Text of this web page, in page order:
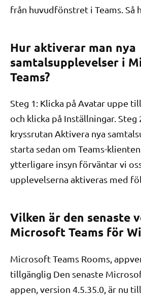
från huvudfönstret i Teams. Så
Hur aktiverar man nya
samtalsupplevelser i
Teams?
Steg 1: Klicka på Avatar uppe
och klicka på Inställningar. Steg
kryssrutan Aktivera nya
starta sedan om Teams-
ytterligare insyn förväntar vi
upplevelserna aktiveras med
Vilken är den senaste
Microsoft Teams för
Microsoft Teams Rooms,
tillgänglig Den senaste
appen, version 4.5.35.0, är ​​nu